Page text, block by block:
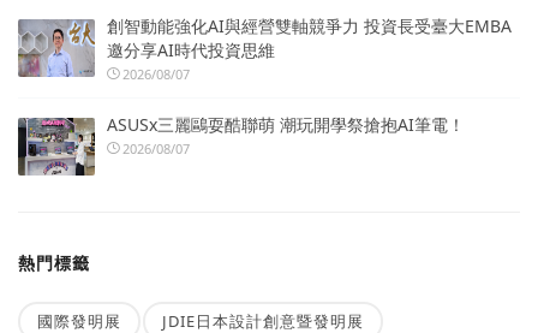
創智動能強化AI與經營雙軸競爭力 投資長受臺大EMBA
邀分享AI時代投資思維
2026/08/07
ASUSx三麗鷗耍酷聯萌 潮玩開學祭搶抱AI筆電！
2026/08/07
熱門標籤
國際發明展 JDIE日本設計創意暨發明展